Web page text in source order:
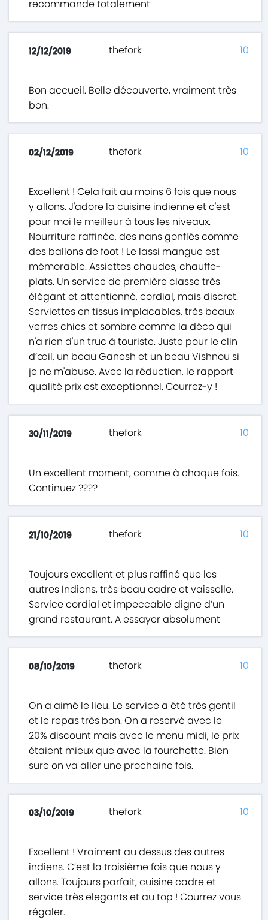
recommande totalement
12/12/2019 thefork
Bon accueil. Belle découverte, vraiment très
bon.
10
02/12/2019 thefork
Excellent ! Cela fait au moins 6 fois que nous
y allons. J'adore la cuisine indienne et c'est
pour moi le meilleur à tous les niveaux.
Nourriture raffinée, des nans gonflés comme
des ballons de foot ! Le lassi mangue est
mémorable. Assiettes chaudes, chauffe-
plats. Un service de première classe très
élégant et attentionné, cordial, mais discret.
Serviettes en tissus implacables, très beaux
verres chics et sombre comme la déco qui
n'a rien d'un truc à touriste. Juste pour le clin
d’œil, un beau Ganesh et un beau Vishnou si
je ne m'abuse. Avec la réduction, le rapport
qualité prix est exceptionnel. Courrez-y !
10
30/11/2019 thefork
Un excellent moment, comme à chaque fois.
Continuez ????
10
21/10/2019 thefork
Toujours excellent et plus raffiné que les
autres Indiens, très beau cadre et vaisselle.
Service cordial et impeccable digne d’un
grand restaurant. A essayer absolument
10
08/10/2019 thefork
On a aimé le lieu. Le service a été très gentil
et le repas très bon. On a reservé avec le
20% discount mais avec le menu midi, le prix
étaient mieux que avec la fourchette. Bien
sure on va aller une prochaine fois.
10
03/10/2019 thefork
Excellent ! Vraiment au dessus des autres
indiens. C’est la troisième fois que nous y
allons. Toujours parfait, cuisine cadre et
service très elegants et au top ! Courrez vous
régaler.
10